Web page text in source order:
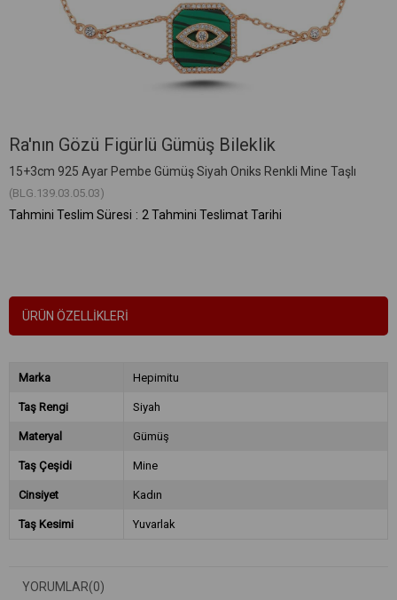
Ra'nın Gözü Figürlü Gümüş Bileklik
15+3cm 925 Ayar Pembe Gümüş Siyah Oniks Renkli Mine Taşlı
(BLG.139.03.05.03)
Tahmini Teslim Süresi : 2 Tahmini Teslimat Tarihi
ÜRÜN ÖZELLIKLERI
Marka Hepimitu
Taş Rengi Siyah
Materyal Gümüş
Taş Çeşidi Mine
Cinsiyet Kadın
Taş Kesimi Yuvarlak
YORUMLAR(0)